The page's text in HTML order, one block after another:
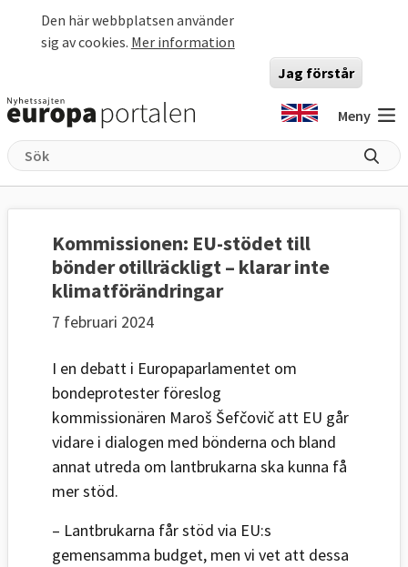
Den här webbplatsen använder
sig av cookies. Mer information
Jag förstår
Meny
Kommissionen: EU-stödet till
bönder otillräckligt – klarar inte
klimatförändringar
7 februari 2024
I en debatt i Europaparlamentet om
bondeprotester föreslog
kommissionären Maroš Šefčovič att EU går
vidare i dialogen med bönderna och bland
annat utreda om lantbrukarna ska kunna få
mer stöd.
– Lantbrukarna får stöd via EU:s
gemensamma budget, men vi vet att dessa